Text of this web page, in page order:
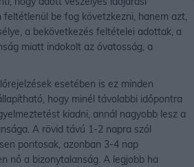
be fog követzkezni, hanem azt,
a bekövetkezés feltételei adottak, a
miatt indokolt az óvatosság, a
esetében is ez minden
hogy minél távolabbi időpontra
kiadni, annál nagyobb lesz a
A rövid távú 1-2 napra szól
pontosak, azonban 3-4 nap
nő a bizonytalanság. A legjobb ha